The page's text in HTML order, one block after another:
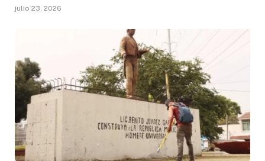
julio 23, 2026